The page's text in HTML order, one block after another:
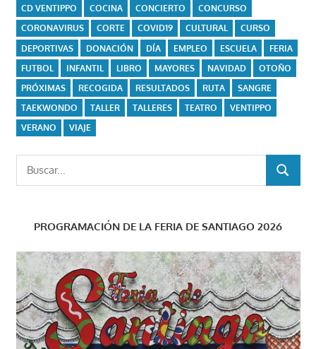
CD VENTIPPO
COCINA CONCIERTO
CONCURSO
CORONAVIRUS
CORTE COVID19 CULTURAL
CURSO
DEPORTIVAS
DONACIÓN DÍA EMPLEO ESCUELA
FERIA
FUTBOL
INFANTIL LIBRO MAYORES NAVIDAD
OTOÑO
PRÓXIMAS
RECOGIDA RESULTADOS RUTA
SANGRE
TAEKWONDO
TALLER TALLERES TEATRO
VENTIPPO
VERANO
VIAJE
Buscar:
BUSCAR
PROGRAMACIÓN DE LA FERIA DE SANTIAGO 2026